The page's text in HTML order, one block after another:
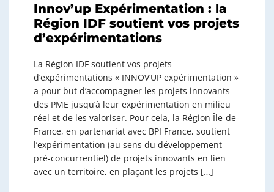
Innov’up Expérimentation : la
Région IDF soutient vos projets
d’expérimentations
La Région IDF soutient vos projets
d’expérimentations « INNOV’UP expérimentation »
a pour but d’accompagner les projets innovants
des PME jusqu’à leur expérimentation en milieu
réel et de les valoriser. Pour cela, la Région Île-de-
France, en partenariat avec BPI France, soutient
l’expérimentation (au sens du développement
pré-concurrentiel) de projets innovants en lien
avec un territoire, en plaçant les projets […]